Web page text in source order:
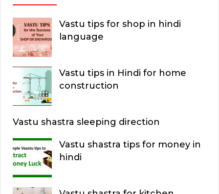
Vastu tips for shop in hindi
language
Vastu tips in Hindi for home
construction
Vastu shastra sleeping direction
Vastu shastra tips for money in
hindi